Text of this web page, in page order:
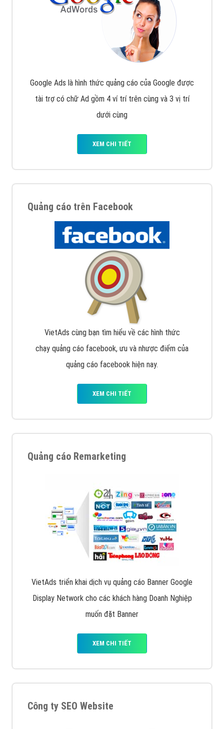
chừ hãy nhấc máy lên và gọi ngay cho chúng tôi theo
Hotline: 0964 82 6644 (24/7) hoặc email:
để được tư vấn chuyên
sâu về giải pháp marketing hiệu quả cho doanh nghiệp
Google Ads là hình thức quảng cáo của Google được
tài trợ có chữ Ad gồm 4 ví trí trên cùng và 3 vị trí
dưới cùng
XEM CHI TIẾT
VietAds cùng bạn tìm hiểu về các hình thức
quảng cáo facebook hiện nay.
XEM CHI TIẾT